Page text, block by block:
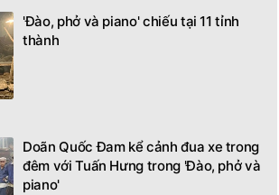
'Đào, phở và piano' chiếu tại 11 tỉnh
thành
Doãn Quốc Đam kể cảnh đua xe trong
đêm với Tuấn Hưng trong 'Đào, phở và
piano'